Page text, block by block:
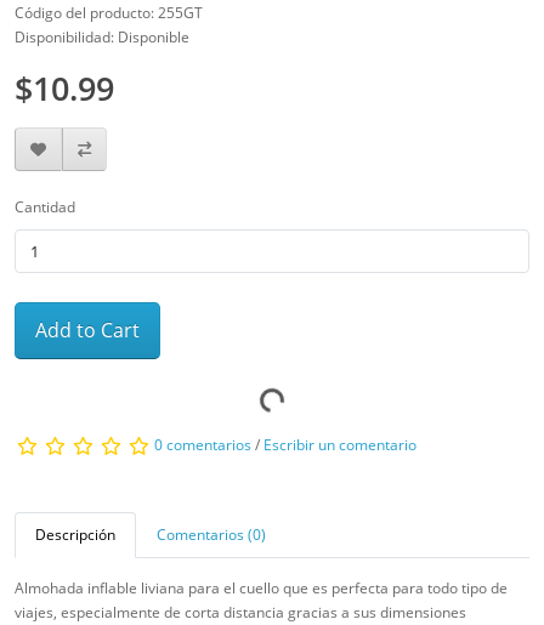
Código del producto: 255GT
Disponibilidad: Disponible
$10.99
Cantidad
Add to Cart
0 comentarios/ Escribir un comentario
Descripción Comentarios (0)
Almohada inflable liviana para el cuello que es perfecta para todo tipo de
viajes, especialmente de corta distancia gracias a sus dimensiones